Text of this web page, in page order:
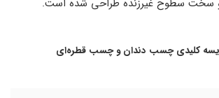
و سخت سطوح غیرزنده طراحی شده است.
کلیدی چسب دندان و چسب قطره‌ای